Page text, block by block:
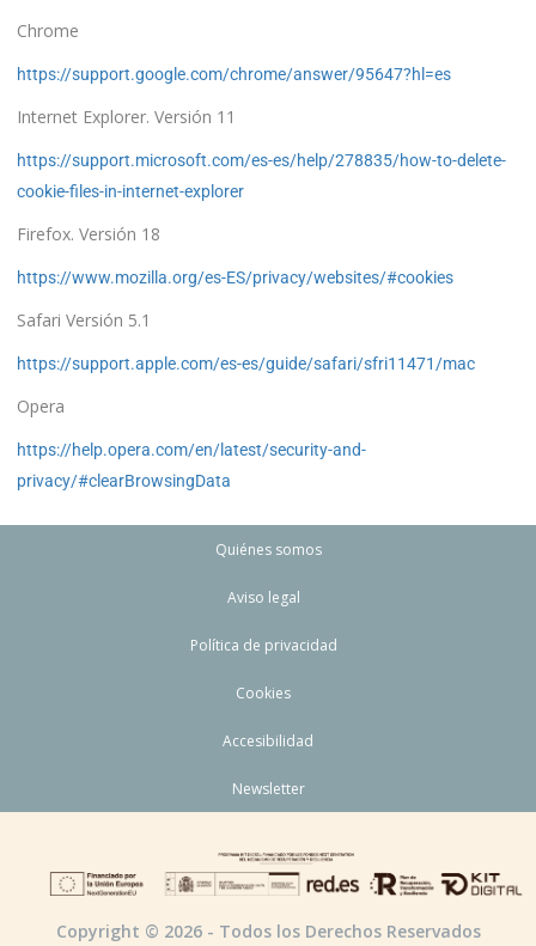
Chrome
https://support.google.com/chrome/answer/95647?hl=es
Internet Explorer. Versión 11
https://support.microsoft.com/es-es/help/278835/how-to-delete-
cookie-files-in-internet-explorer
Firefox. Versión 18
https://www.mozilla.org/es-ES/privacy/websites/#cookies
Safari Versión 5.1
https://support.apple.com/es-es/guide/safari/sfri11471/mac
Opera
https://help.opera.com/en/latest/security-and-
privacy/#clearBrowsingData
Quiénes somos
Aviso legal
Política de privacidad
Cookies
Accesibilidad
Newsletter
Copyright © 2026 - Todos los Derechos Reservados